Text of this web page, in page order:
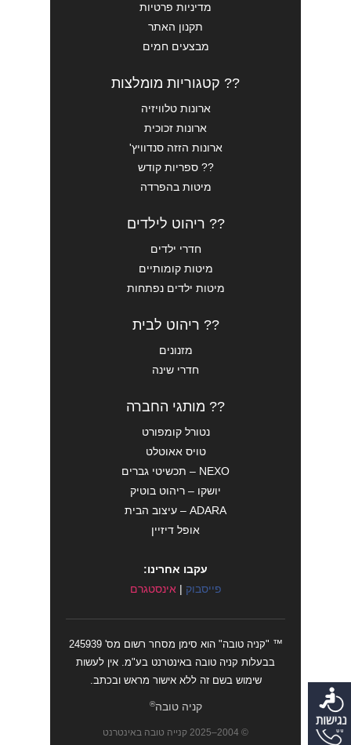
מדיניות פרטיות
תקנון האתר
מבצעים חמים
?? קטגוריות מומלצות
ארונות טלוויזיה
ארונות זכוכית
ארונות הזזה סנדוויץ'
?? ספריות קודש
מיטות בהפרדה
?? ריהוט לילדים
חדרי ילדים
מיטות קומותיים
מיטות ילדים נפתחות
?? ריהוט לבית
מזנונים
חדרי שינה
?? מותגי החברה
נטורל קומפורט
טויס אאוטלט
NEXO – תכשיטי גברים
יושקו – ריהוט בוטיק
ADARA – עיצוב הבית
אופל דיזיין
עקבו אחרינו:
פייסבוק | אינסטגרם
™ "קניה טובה" הוא סימן מסחר רשום מס' 245939
בבעלות קניה טובה באינטרנט בע"מ. אין לעשות
שימוש בשם זה ללא אישור מראש ובכתב.
קניה טובה®
© 2004–2025 קנייה טובה באינטרנט